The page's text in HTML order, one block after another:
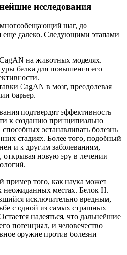
исследования
шаг, до
еще далеко. Следующими этапами
на животных моделях.
белка для повышения его
CagAN в мозг, преодолевая
барьер.
подтвердят эффективность
к созданию принципиально
способных останавливать болезнь
стадиях. Более того, подобный
и к другим заболеваниям,
открывая новую эру в лечении
пример того, как наука может
неожиданных местах. Белок H.
исключительно вредным,
с одной из самых страшных
надеяться, что дальнейшие
потенциал, и человечество
оружие против болезни